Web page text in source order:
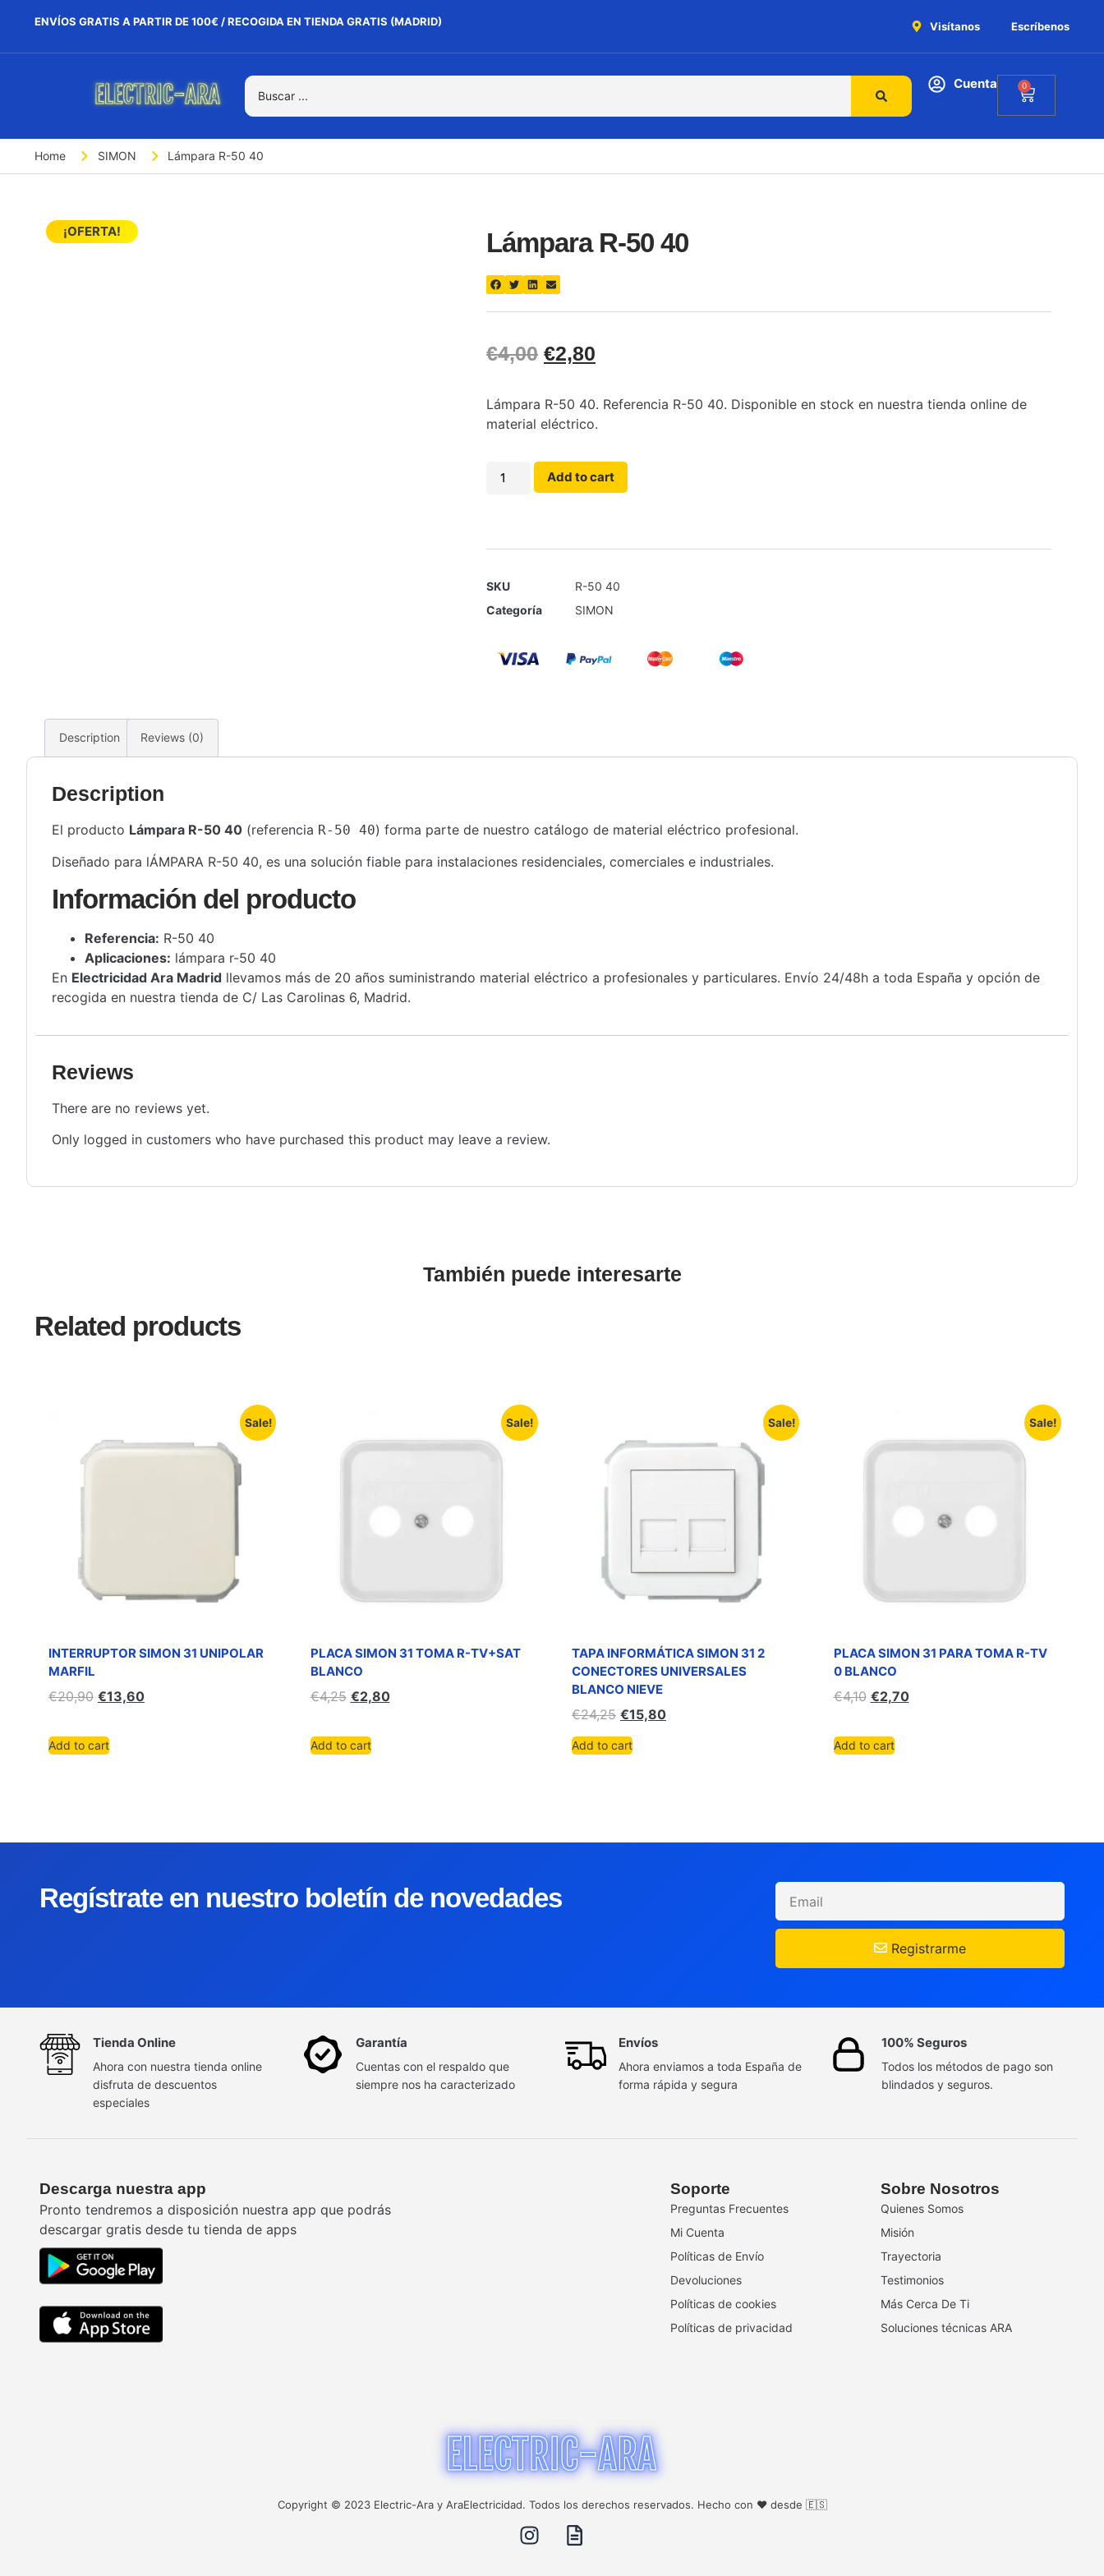
ENVÍOS GRATIS A PARTIR DE 100€ / RECOGIDA EN TIENDA GRATIS (MADRID) Visítanos Escríbenos
Cuenta 0
Home SIMON Lámpara R-50 40
¡OFERTA! Lámpara R-50 40
€4,00 €2,80
Lámpara R-50 40. Referencia R-50 40. Disponible en stock en nuestra tienda online de
material eléctrico.
Add to cart
SKU
R-50 40
Categoría
SIMON
Description Reviews (0)
Description
El producto Lámpara R-50 40 (referencia R-50 40) forma parte de nuestro catálogo de material eléctrico profesional.
Diseñado para lÁMPARA R-50 40, es una solución fiable para instalaciones residenciales, comerciales e industriales.
Información del producto
Referencia: R-50 40
Aplicaciones: lámpara r-50 40
En Electricidad Ara Madrid llevamos más de 20 años suministrando material eléctrico a profesionales y particulares. Envío 24/48h a toda España y opción de
recogida en nuestra tienda de C/ Las Carolinas 6, Madrid.
Reviews
There are no reviews yet.
Only logged in customers who have purchased this product may leave a review.
También puede interesarte
Related products
Sale!
INTERRUPTOR SIMON 31 UNIPOLAR
MARFIL
€20,90 €13,60
Add to cart
Sale!
PLACA SIMON 31 TOMA R-TV+SAT
BLANCO
€4,25 €2,80
Add to cart
Sale!
TAPA INFORMÁTICA SIMON 31 2
CONECTORES UNIVERSALES
BLANCO NIEVE
€24,25 €15,80
Add to cart
Sale!
PLACA SIMON 31 PARA TOMA R-TV
0 BLANCO
€4,10 €2,70
Add to cart
Regístrate en nuestro boletín de novedades
Registrarme
Tienda Online
Ahora con nuestra tienda online
disfruta de descuentos
especiales
Garantía
Cuentas con el respaldo que
siempre nos ha caracterizado
Envíos
Ahora enviamos a toda España de
forma rápida y segura
100% Seguros
Todos los métodos de pago son
blindados y seguros.
Descarga nuestra app
Pronto tendremos a disposición nuestra app que podrás
descargar gratis desde tu tienda de apps
Soporte
Preguntas Frecuentes
Mi Cuenta
Políticas de Envío
Devoluciones
Políticas de cookies
Políticas de privacidad
Sobre Nosotros
Quienes Somos
Misión
Trayectoria
Testimonios
Más Cerca De Ti
Soluciones técnicas ARA
Copyright © 2023 Electric-Ara y AraElectricidad. Todos los derechos reservados. Hecho con ❤️ desde 🇪🇸